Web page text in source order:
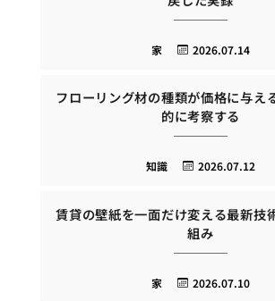
2026.07.14
家
フローリング材の種類が価格に与え
的に考察する
2026.07.12
知識
賃貸の壁紙を一面だけ変える最新技
組み
2026.07.10
家